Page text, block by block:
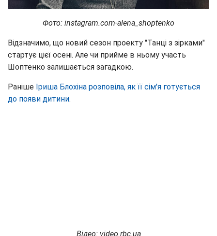
Фото: instagram.com-alena_shoptenko
Відзначимо, що новий сезон проекту "Танці з зірками"
стартує цієї осені. Але чи прийме в ньому участь
Шоптенко залишається загадкою.
Раніше Іриша Блохіна розповіла, як її сім'я готується
до появи дитини.
Відео: video.rbc.ua